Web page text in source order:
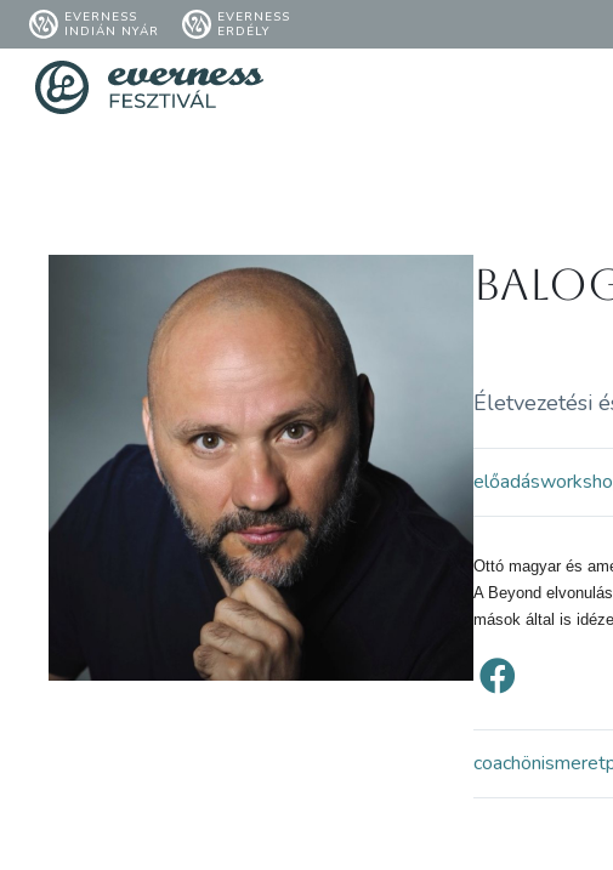
EVERNESS
INDIÁN NYÁR
EVERNESS
ERDÉLY
Életvezetési
előadás
Ottó magyar és
A Beyond
mások által is
coachönismeret